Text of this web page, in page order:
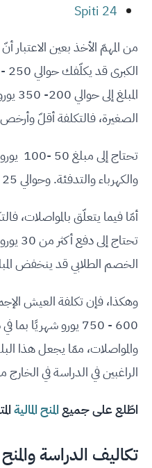
Spiti 24
من المهمّ الأخذ بعين الاعتبار
الصغيرة، فالتكلفة أقلّ
والكهرباء والتدفئة. وحوالي 25 يورو تكلفة الاتصال بالإنترنت.
أمّا فيما يتعلّق بالمواصلات،
الخصم الطلابي قد ينخفض
وهكذا، فإن تكلفة العيش
600 - 750 يورو
والمواصلات، ممّا يجعل هذا
الراغبين في الدراسة في
اطّلع على جميعالمنح المالية
تكاليف الدراسة